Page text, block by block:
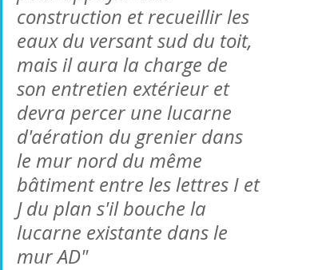
construction et recueillir les
eaux du versant sud du toit,
mais il aura la charge de
son entretien extérieur et
devra percer une lucarne
d'aération du grenier dans
le mur nord du même
bâtiment entre les lettres I et
J du plan s'il bouche la
lucarne existante dans le
mur AD"